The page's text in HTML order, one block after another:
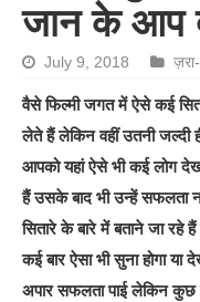
जान के आप
July 9, 2018
वैसे फिल्‍मी जगत में ऐसे कई
लेते हैं लेकिन वहीं उतनी जल्‍दी
आपको यहां ऐसे भी कई लोग
हैं उसके बाद भी उन्‍हें सफलता
सितारे के बारे में बताने जा रहे
कई बार ऐसा भी सुना होगा या
अपार सफलता पाई लेकिन कुछ